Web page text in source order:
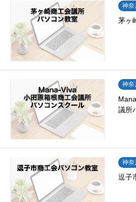
神奈
茅ヶ
神奈
議所
神奈
逗子